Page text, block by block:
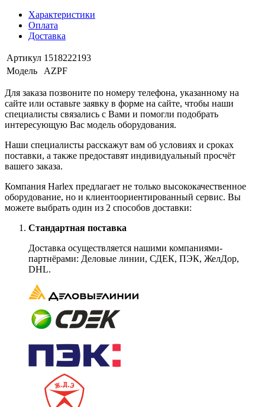
Характеристики
Оплата
Доставка
Артикул 1518222193
Модель
AZPF
Для заказа позвоните по номеру телефона, указанному на
сайте или оставьте заявку в форме на сайте, чтобы наши
специалисты связались с Вами и помогли подобрать
интересующую Вас модель оборудования.
Наши специалисты расскажут вам об условиях и сроках
поставки, а также предоставят индивидуальный просчёт
вашего заказа.
Компания Harlex предлагает не только высококачественное
оборудование, но и клиентоориентированный сервис. Вы
можете выбрать один из 2 способов доставки:
Стандартная поставка
Доставка осуществляется нашими компаниями-
партнёрами: Деловые линии, СДЕК, ПЭК, ЖелДор,
DHL.